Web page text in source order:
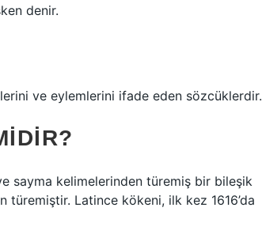
denir.
ve eylemlerini ifade eden sözcüklerdir.
sayma kelimelerinden türemiş bir bileşik
Latince kökeni, ilk kez 1616’da